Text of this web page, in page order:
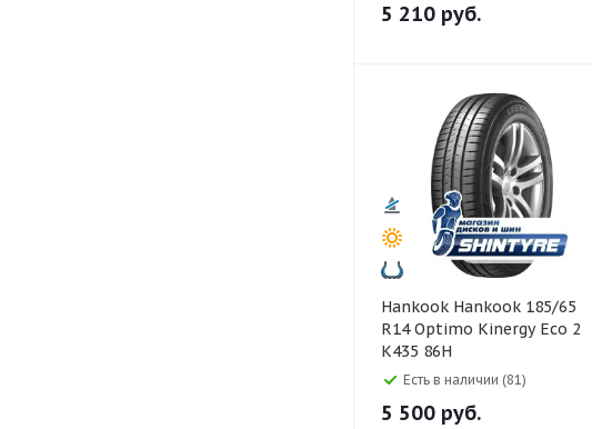
5 210 руб.
Hankook Hankook 185/65
R14 Optimo Kinergy Eco 2
K435 86H
Есть в наличии (81)
5 500 руб.